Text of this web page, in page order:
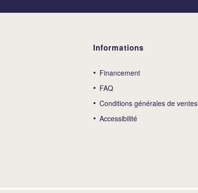
Informations
Financement
FAQ
Conditions générales de ventes
Accessibilité